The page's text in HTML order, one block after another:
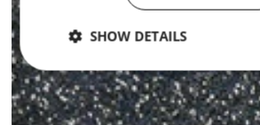
SHOW DETAILS
Strictly
necessary
Performance